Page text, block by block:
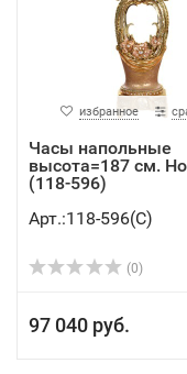
избранное
Часы напольные
высота=187 см.
(118-596)
Арт.:118-596(C)
(0)
97 040 руб.